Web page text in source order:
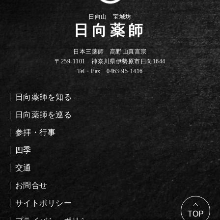
日向山 宝城坊
日向薬師
日本三薬師 高野山真言宗
〒259-1101 神奈川県伊勢原市日向1644
Tel・Fax 0463-95-1416
日向薬師を知る
日向薬師を巡る
参拝・行事
四季
交通
お問合せ
サイトポリシー